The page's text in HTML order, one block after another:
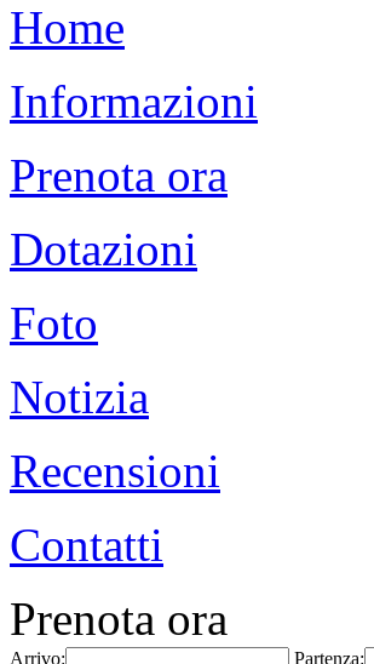
Home
Informazioni
Prenota ora
Dotazioni
Foto
Notizia
Recensioni
Contatti
Prenota ora
Arrivo: Partenza: